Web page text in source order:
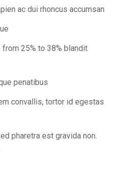
ac dui rhoncus accumsan
25% to 38% blandit
penatibus
convallis, tortor id egestas
pharetra est gravida non.